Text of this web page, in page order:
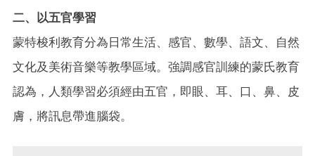
二、以五官學習
蒙特梭利教育分為日常生活、感官、數學、語文、自然
文化及美術音樂等教學區域。強調感官訓練的蒙氏教育
認為，人類學習必須經由五官，即眼、耳、口、鼻、皮
膚，將訊息帶進腦袋。